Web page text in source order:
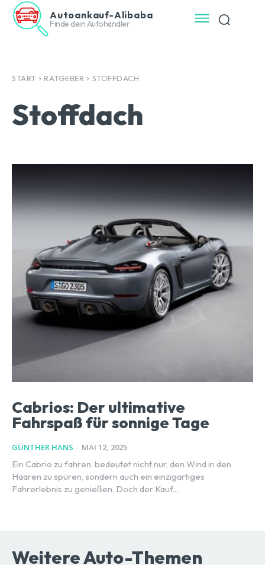
Autoankauf-Alibaba
Finde dein Autohändler
START RATGEBER STOFFDACH
Stoffdach
Cabrios: Der ultimative
Fahrspaß für sonnige Tage
GÜNTHER HANS - MAI 12, 2025
Ein Cabrio zu fahren, bedeutet nicht nur, den Wind in den
Haaren zu spüren, sondern auch ein einzigartiges
Fahrerlebnis zu genießen. Doch der Kauf...
Weitere Auto-Themen